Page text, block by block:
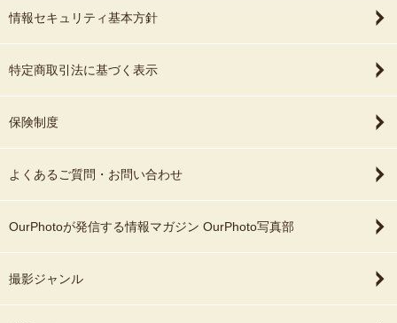
情報セキュリティ基本方針
特定商取引法に基づく表示
保険制度
よくあるご質問・お問い合わせ
OurPhotoが発信する情報マガジン OurPhoto写真部
撮影ジャンル